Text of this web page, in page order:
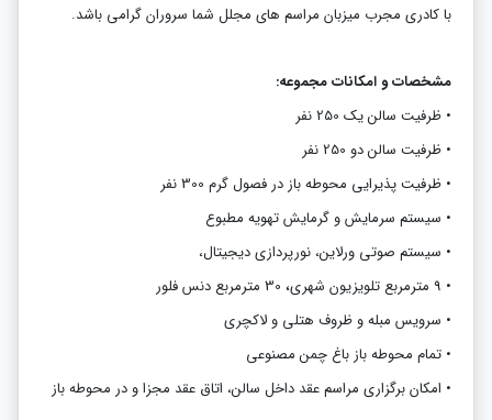
با کادری مجرب میزبان مراسم های مجلل شما سروران گرامی باشد.
مشخصات و امکانات مجموعه:
• ظرفیت سالن یک 250 نفر
• ظرفیت سالن دو 250 نفر
• ظرفیت پذیرایی محوطه باز در فصول گرم 300 نفر
• سیستم سرمایش و گرمایش تهویه مطبوع
• سیستم صوتی ورلاین، نورپردازی دیجیتال،
• 9 مترمربع تلویزیون شهری ، 30 مترمربع دنس فلور
• سرویس مبله و ظروف هتلی و لاکچری
• تمام محوطه باز باغ چمن مصنوعی
• امکان برگزاری مراسم عقد داخل سالن، اتاق عقد مجزا و در محوطه باز